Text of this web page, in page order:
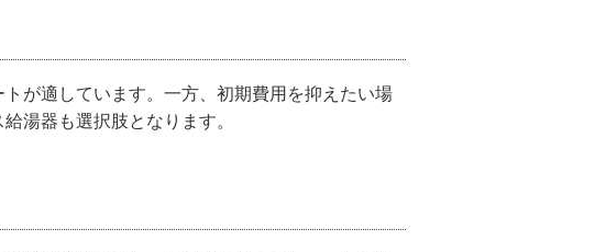
が適しています。一方、初期費用を抑えたい場
湯器も選択肢となります。